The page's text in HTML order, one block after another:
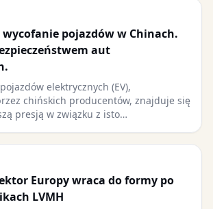
wycofanie pojazdów w Chinach.
aut
elektrycznych (EV),
chińskich producentów, znajduje się
presją w związku z isto…
Europy wraca do formy po
LVMH